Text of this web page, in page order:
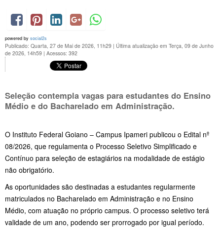
powered by social2s
Publicado: Quarta, 27 de Mai de 2026, 11h29 | Última atualização em Terça, 09 de Junho
de 2026, 14h59 | Acessos: 392
Seleção contempla vagas para estudantes do Ensino
Médio e do Bacharelado em Administração.
O Instituto Federal Goiano – Campus Ipameri publicou o Edital nº
08/2026, que regulamenta o Processo Seletivo Simplificado e
Contínuo para seleção de estagiários na modalidade de estágio
não obrigatório.
As oportunidades são destinadas a estudantes regularmente
matriculados no Bacharelado em Administração e no Ensino
Médio, com atuação no próprio campus. O processo seletivo terá
validade de um ano, podendo ser prorrogado por igual período.